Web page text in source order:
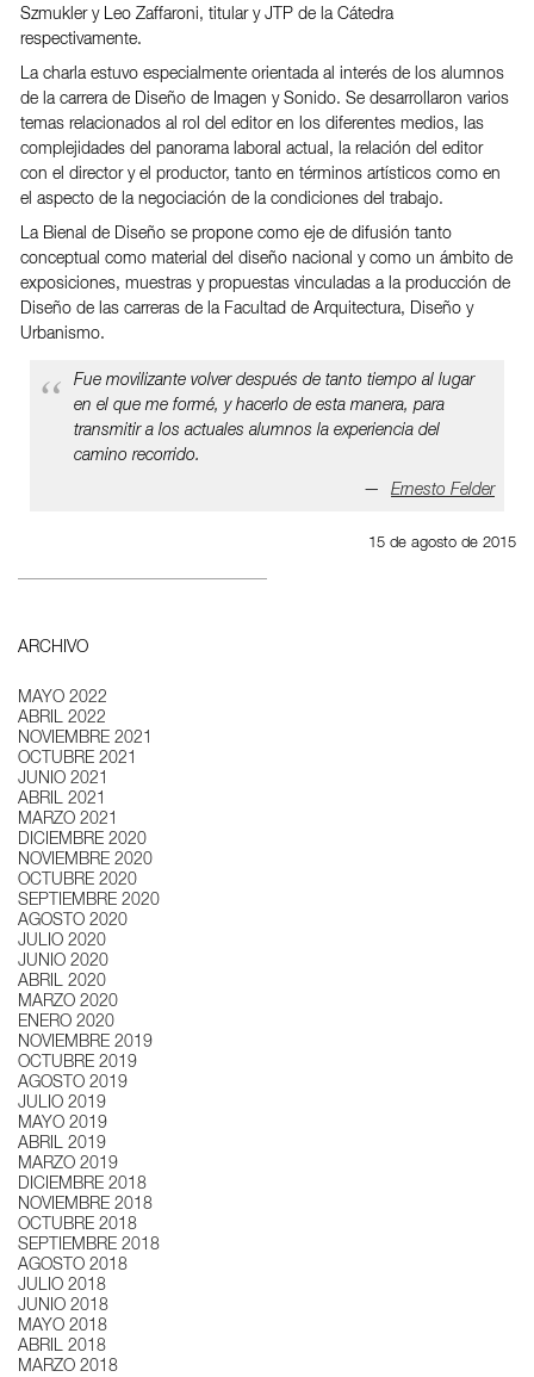
Szmukler y Leo Zaffaroni, titular y JTP de la Cátedra
respectivamente.
La charla estuvo especialmente orientada al interés de los alumnos
de la carrera de Diseño de Imagen y Sonido. Se desarrollaron varios
temas relacionados al rol del editor en los diferentes medios, las
complejidades del panorama laboral actual, la relación del editor
con el director y el productor, tanto en términos artísticos como en
el aspecto de la negociación de la condiciones del trabajo.
La Bienal de Diseño se propone como eje de difusión tanto
conceptual como material del diseño nacional y como un ámbito de
exposiciones, muestras y propuestas vinculadas a la producción de
Diseño de las carreras de la Facultad de Arquitectura, Diseño y
Urbanismo.
Fue movilizante volver después de tanto tiempo al lugar
en el que me formé, y hacerlo de esta manera, para
transmitir a los actuales alumnos la experiencia del
camino recorrido.
Ernesto Felder
15 de agosto de 2015
ARCHIVO
MAYO 2022
ABRIL 2022
NOVIEMBRE 2021
OCTUBRE 2021
JUNIO 2021
ABRIL 2021
MARZO 2021
DICIEMBRE 2020
NOVIEMBRE 2020
OCTUBRE 2020
SEPTIEMBRE 2020
AGOSTO 2020
JULIO 2020
JUNIO 2020
ABRIL 2020
MARZO 2020
ENERO 2020
NOVIEMBRE 2019
OCTUBRE 2019
AGOSTO 2019
JULIO 2019
MAYO 2019
ABRIL 2019
MARZO 2019
DICIEMBRE 2018
NOVIEMBRE 2018
OCTUBRE 2018
SEPTIEMBRE 2018
AGOSTO 2018
JULIO 2018
JUNIO 2018
MAYO 2018
ABRIL 2018
MARZO 2018